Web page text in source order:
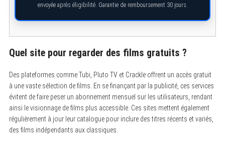
envoyée après éligibilité. Garantie de remboursement 30 jours.
Quel site pour regarder des films gratuits ?
Des plateformes comme Tubi, Pluto TV et Crackle offrent un accès gratuit
à une vaste sélection de films. En se finançant par la publicité, ces services
évitent de faire peser un abonnement mensuel sur les utilisateurs, rendant
ainsi le visionnage de films plus accessible. Ces sites mettent également
régulièrement à jour leur catalogue pour inclure des titres récents et variés,
des films indépendants aux classiques.